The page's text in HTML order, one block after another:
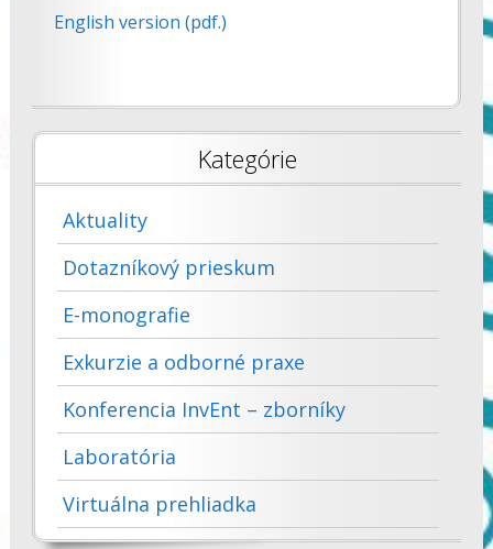
English version (pdf.)
Kategórie
Aktuality
Dotazníkový prieskum
E-monografie
Exkurzie a odborné praxe
Konferencia InvEnt – zborníky
Laboratória
Virtuálna prehliadka